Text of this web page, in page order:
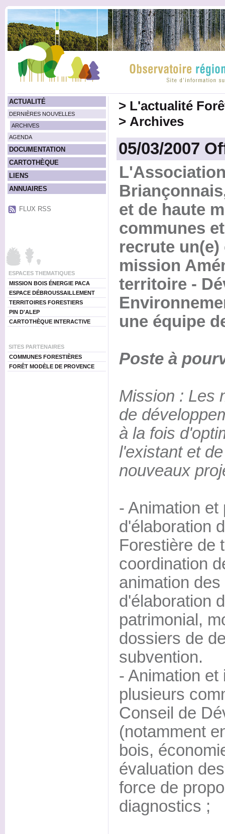
ACTUALITÉ
DERNIÈRES NOUVELLES
ARCHIVES
AGENDA
DOCUMENTATION
CARTOTHÈQUE
LIENS
ANNUAIRES
FLUX RSS
ESPACES THEMATIQUES
MISSION BOIS ÉNERGIE PACA
ESPACE DÉBROUSSAILLEMENT
TERRITOIRES FORESTIERS
PIN D'ALEP
CARTOTHÈQUE INTERACTIVE
SITES PARTENAIRES
COMMUNES FORESTIÈRES
FORÊT MODÈLE DE PROVENCE
> L'actualité
> Archives
05/03/2007
et de haute
communes
recrute un(e)
mission
territoire -
une équipe
Poste à
Mission : Les
de
à la fois
l'existant et
nouveaux
- Animation et
d'élaboration
Forestière de
coordination
animation
d'élaboration
patrimonial,
dossiers de
subvention.
- Animation et
plusieurs
Conseil de
(notamment
bois,
évaluation
force de
diagnostics ;